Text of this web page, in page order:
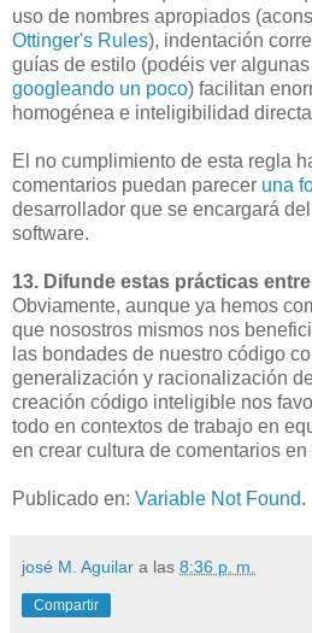
uso de nombres apropiados
Ottinger's Rules), indentación
guías de estilo (podéis ver
googleando un poco) facilitan
homogénea e inteligibilidad
El no cumplimiento de esta regla
comentarios puedan parecer una
desarrollador que se encargará
software.
13. Difunde estas prácticas
Obviamente, aunque ya hemos
que nosostros mismos nos
las bondades de nuestro código
generalización y racionalización
creación código inteligible nos
todo en contextos de trabajo en
en crear cultura de comentarios en
Publicado en: Variable Not Found.
josé M. Aguilar a las 8:36 p. m.
Compartir